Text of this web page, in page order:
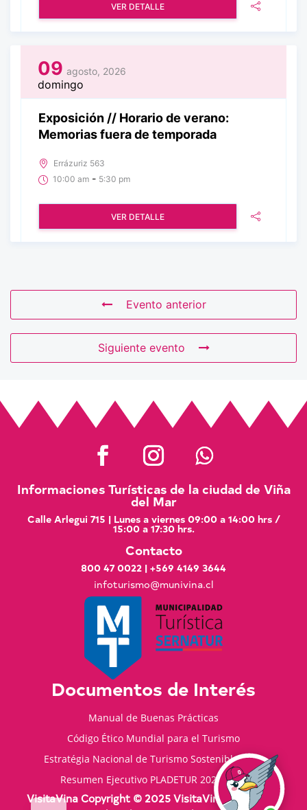
VER DETALLE
09 agosto, 2026
domingo
Exposición // Horario de verano:
Memorias fuera de temporada
Errázuriz 563
10:00 am - 5:30 pm
VER DETALLE
Evento anterior
Siguiente evento
Informaciones Turísticas de la ciudad de Viña
del Mar
Calle Arlegui 715 | Lunes a viernes 09:00 a 14:00 hrs /
15:00 a 17:30 hrs.
Contacto
800 47 0022 | +569 4149 3644
infoturismo@munivina.cl
Documentos de Interés
Manual de Buenas Prácticas
Código Ético Mundial para el Turismo
Estratégia Nacional de Turismo Sostenible 2035
Resumen Ejecutivo PLADETUR 2025-2023
VisitaVina Copyright © 2025 VisitaVina - Todos los